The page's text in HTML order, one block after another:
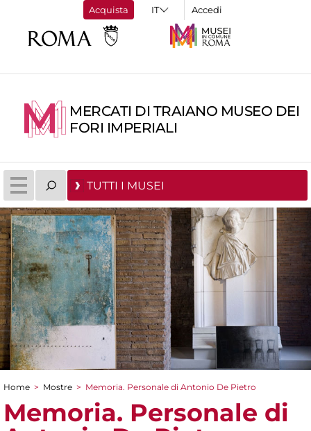
Acquista Accedi
MERCATI DI TRAIANO MUSEO DEI
FORI IMPERIALI
TUTTI I MUSEI
Tu sei qui
Home > Mostre > Memoria. Personale di Antonio De Pietro
Memoria. Personale di